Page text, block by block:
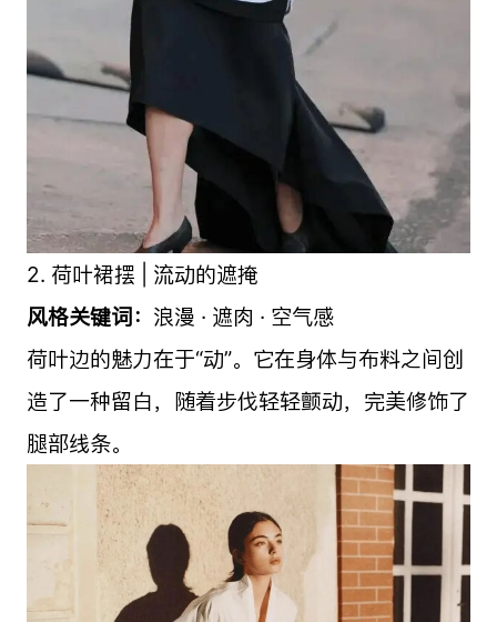
2. 荷叶裙摆 | 流动的遮掩
风格关键词： 浪漫 · 遮肉 · 空气感
荷叶边的魅力在于“动”。它在身体与布料之间创
造了一种留白，随着步伐轻轻颤动，完美修饰了
腿部线条。